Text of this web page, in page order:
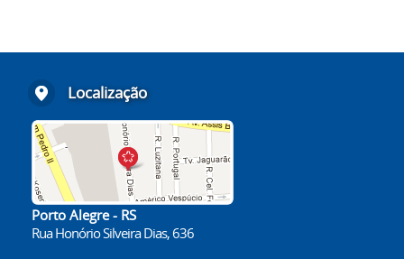
Localização
Porto Alegre - RS
Rua Honório Silveira Dias, 636